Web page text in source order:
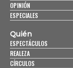
OPINIÓN
ESPECIALES
Quién
ESPECTÁCULOS
REALEZA
CÍRCULOS